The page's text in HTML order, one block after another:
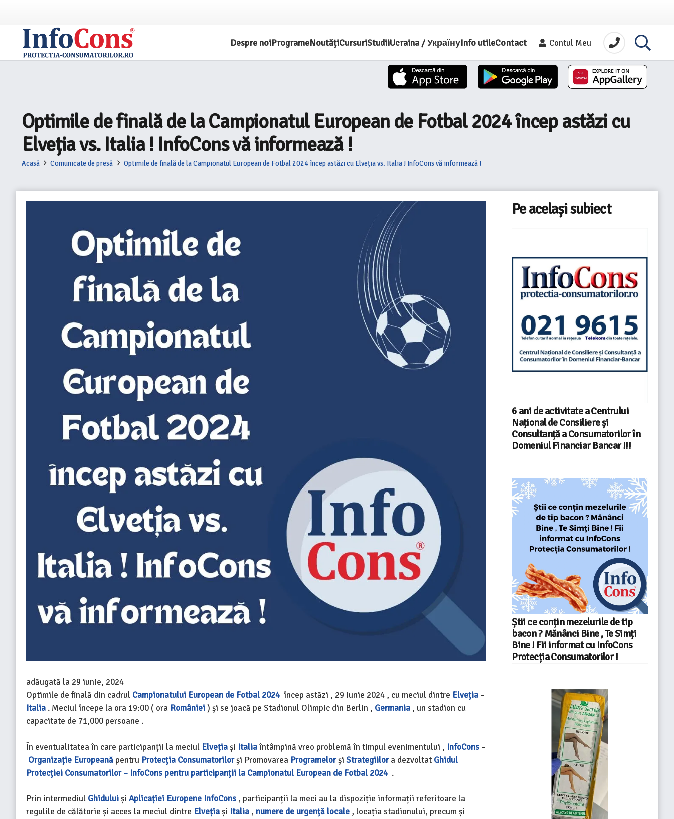
Despre noiProgrameNoutățiCursuriStudiiUcraina / УкраїнуInfo utileContact Contul Meu
Optimile de finală de la Campionatul European de Fotbal 2024 încep astăzi cu
Elveția vs. Italia ! InfoCons vă informează !
Acasă Comunicate de presă Optimile de finală de la Campionatul European de Fotbal 2024 încep astăzi cu Elveția vs. Italia ! InfoCons vă informează !
adăugată la 29 iunie, 2024
Optimile de finală din cadrul Campionatului European de Fotbal 2024încep astăzi , 29 iunie 2024 , cu meciul dintre Elveția –
Italia . Meciul începe la ora 19:00 ( ora României) și se joacă pe Stadionul Olimpic din Berlin , Germania , un stadion cu
capacitate de 71,000 persoane .
În eventualitatea în care participanții la meciul Elvețiași Italiaîntâmpină vreo problemă în timpul evenimentului , InfoCons –
Organizație Europeană pentru Protecția Consumatorilorși Promovarea Programelorși Strategiilora dezvoltat Ghidul
Protecției Consumatorilor – InfoCons pentru participanții la Campionatul European de Fotbal 2024 .
Prin intermediul Ghiduluiși Aplicației Europene InfoCons , participanții la meci au la dispoziție informații referitoare la
regulile de călătorie și acces la meciul dintre Elvețiași Italia , numere de urgență locale , locația stadionului, precum și
Pe același subiect
6 ani de activitate a Centrului
Național de Consiliere și
Consultanță a Consumatorilor în
Domeniul Financiar Bancar !!!
Știi ce conțin mezelurile de tip
bacon ? Mănânci Bine , Te Simți
Bine ! Fii informat cu InfoCons
Protecția Consumatorilor !